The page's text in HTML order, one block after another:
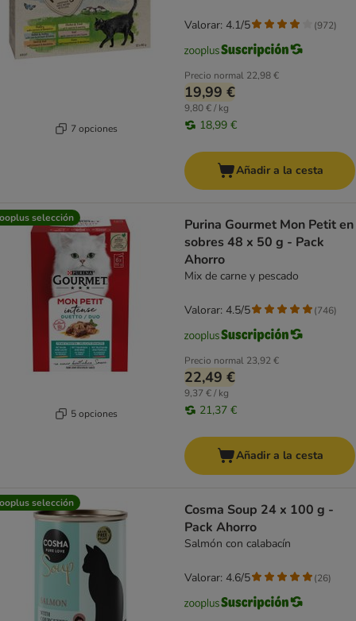
7 opciones
Precio normal 22,98 €
19,99 €
9,80 € / kg
18,99 €
Valorar: 4.1/5 (972)
Añadir a la cesta
selección
5 opciones
Purina Gourmet Mon Petit en
sobres 48 x 50 g - Pack
Ahorro
Mix de carne y pescado
Precio normal 23,92 €
22,49 €
9,37 € / kg
21,37 €
Valorar: 4.5/5 (746)
Añadir a la cesta
selección
Cosma Soup 24 x 100 g -
Pack Ahorro
Salmón con calabacín
Valorar: 4.6/5 (26)